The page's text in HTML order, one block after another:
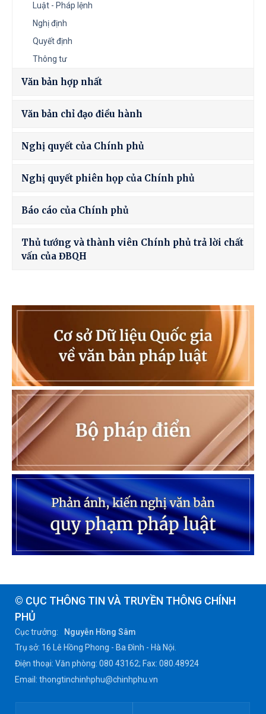
Luật - Pháp lệnh
Nghị định
Quyết định
Thông tư
Văn bản hợp nhất
Văn bản chỉ đạo điều hành
Nghị quyết của Chính phủ
Nghị quyết phiên họp của Chính phủ
Báo cáo của Chính phủ
Thủ tướng và thành viên Chính phủ trả lời chất
vấn của ĐBQH
© CỤC THÔNG TIN VÀ TRUYỀN THÔNG CHÍNH
PHỦ
Cục trưởng:
Nguyễn Hồng Sâm
Trụ sở: 16 Lê Hồng Phong - Ba Đình - Hà Nội.
Điện thoại: Văn phòng: 080 43162; Fax: 080.48924
Email: thongtinchinhphu@chinhphu.vn